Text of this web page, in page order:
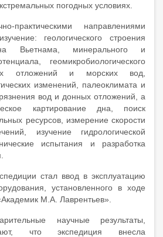
погодных условиях.
практическими направлениями
геологического строения
Вьетнама, минерального и
геомикробиологического
отложений и морских вод,
изменений, палеоклимата и
вод и донных отложений, а
картирование дна, поиск
ресурсов, измерение скорости
изучение гидрологической
испытания и разработка
стал ввод в эксплуатацию
установленного в ходе
М.А. Лаврентьев».
научные результаты,
что экспедиция внесла